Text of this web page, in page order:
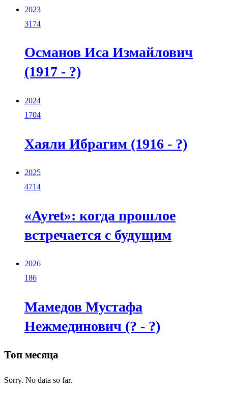
2023
3174
Османов Иса Измайлович
(1917 - ?)
2024
1704
Хаяли Ибрагим (1916 - ?)
2025
4714
«Ayret»: когда прошлое
встречается с будущим
2026
186
Мамедов Мустафа
Нежмединович (? - ?)
Топ месяца
Sorry. No data so far.